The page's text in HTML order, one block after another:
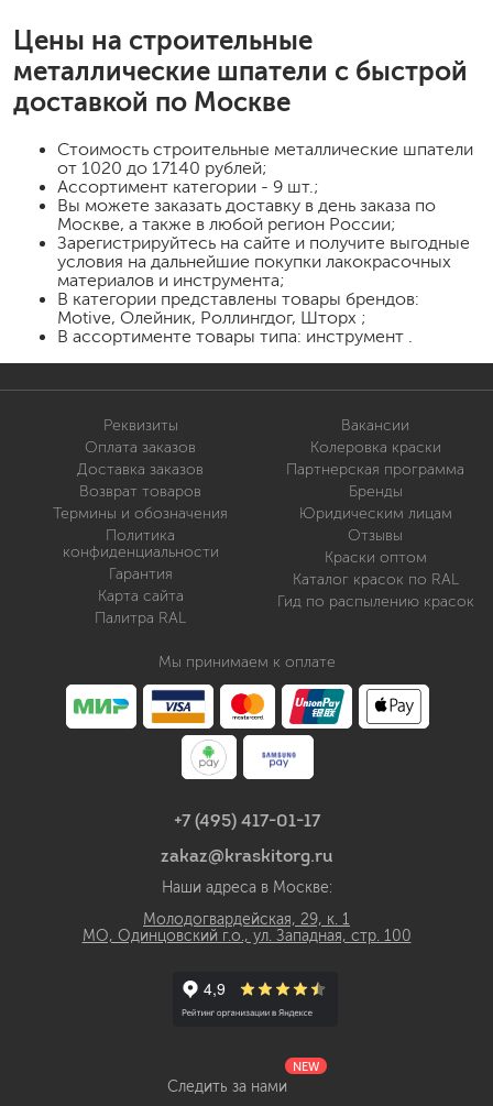
Цены на строительные
металлические шпатели с быстрой
доставкой по Москве
Стоимость строительные металлические шпатели
от 1020 до 17140 рублей;
Ассортимент категории - 9 шт.;
Вы можете заказать доставку в день заказа по
Москве, а также в любой регион России;
Зарегистрируйтесь на сайте и получите выгодные
условия на дальнейшие покупки лакокрасочных
материалов и инструмента;
В категории представлены товары брендов:
Motive, Олейник, Роллингдог, Шторх ;
В ассортименте товары типа: инструмент .
Реквизиты
Оплата заказов
Доставка заказов
Возврат товаров
Термины и обозначения
Политика
конфиденциальности
Гарантия
Карта сайта
Палитра RAL
Вакансии
Колеровка краски
Партнерская программа
Бренды
Юридическим лицам
Отзывы
Краски оптом
Каталог красок по RAL
Гид по распылению красок
Мы принимаем к оплате
+7 (495) 417-01-17
zakaz@kraskitorg.ru
Наши адреса в Москве:
Молодогвардейская, 29, к. 1
МО, Одинцовский г.о., ул. Западная, стр. 100
Следить за нами
NEW